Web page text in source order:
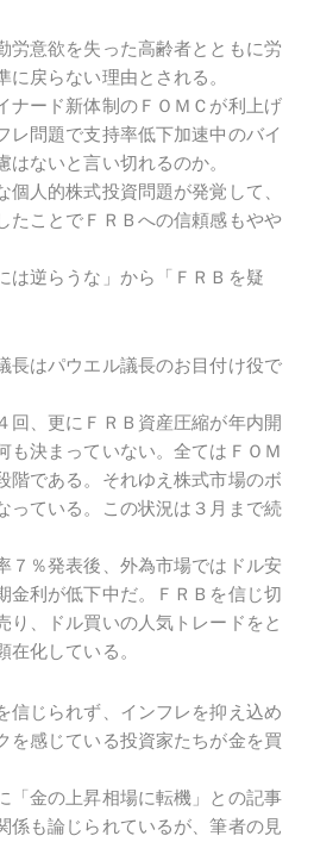
労意欲を失った高齢者とともに労
戻らない理由とされる。
ナード新体制のＦＯＭＣが利上げ
レ問題で支持率低下加速中のバイ
ないと言い切れるのか。
個人的株式投資問題が発覚して、
たことでＦＲＢへの信頼感もやや
は逆らうな」から「ＦＲＢを疑
長はパウエル議長のお目付け役で
回、更にＦＲＢ資産圧縮が年内開
も決まっていない。全てはＦＯＭ
階である。それゆえ株式市場のボ
っている。この状況は３月まで続
７％発表後、外為市場ではドル安
金利が低下中だ。ＦＲＢを信じ切
り、ドル買いの人気トレードをと
在化している。
信じられず、インフレを抑え込め
を感じている投資家たちが金を買
「金の上昇相場に転機」との記事
係も論じられているが、筆者の見